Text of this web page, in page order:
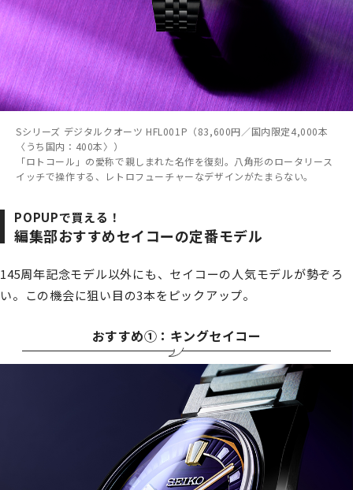
Sシリーズ デジタルクオーツ HFL001P（83,600円／国内限定4,000本
〈うち国内：400本〉）
「ロトコール」の愛称で親しまれた名作を復刻。八角形のロータリース
イッチで操作する、レトロフューチャーなデザインがたまらない。
POPUPで買える！
編集部おすすめセイコーの定番モデル
145周年記念モデル以外にも、セイコーの人気モデルが勢ぞろ
い。この機会に狙い目の3本をピックアップ。
おすすめ①：キングセイコー